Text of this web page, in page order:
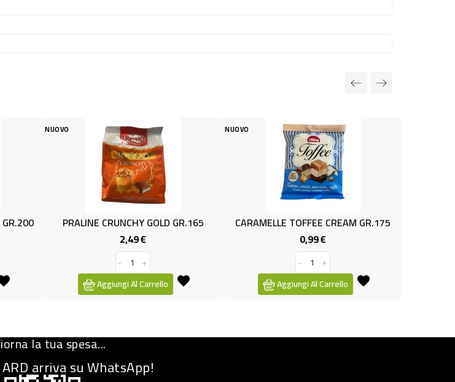
GOLD GR.165
Al Carrello
NUOVO
CARAMELLE TOFFEE CREAM GR.175
Aggiungi Al Carrello
NUOVO
CAR.GOLIA ACTIV PLUS GR.90S
Aggiungi Al Carrello
la tua spesa...
arriva su WhatsApp!